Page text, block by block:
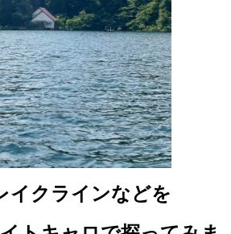
イクラインなどを